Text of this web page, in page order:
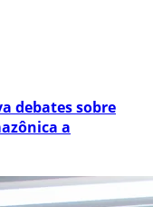
debates sobre
a